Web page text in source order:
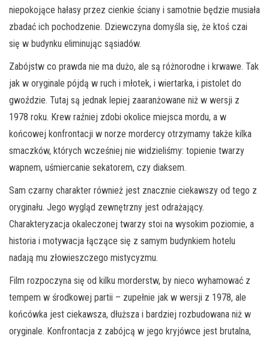
niepokojące hałasy przez cienkie ściany i samotnie będzie musiała
zbadać ich pochodzenie. Dziewczyna domyśla się, że ktoś czai
się w budynku eliminując sąsiadów.
Zabójstw co prawda nie ma dużo, ale są różnorodne i krwawe. Tak
jak w oryginale pójdą w ruch i młotek, i wiertarka, i pistolet do
gwoździe. Tutaj są jednak lepiej zaaranżowane niż w wersji z
1978 roku. Krew raźniej zdobi okolice miejsca mordu, a w
końcowej konfrontacji w norze mordercy otrzymamy także kilka
smaczków, których wcześniej nie widzieliśmy: topienie twarzy
wapnem, uśmiercanie sekatorem, czy diaksem.
Sam czarny charakter również jest znacznie ciekawszy od tego z
oryginału. Jego wygląd zewnętrzny jest odrażający.
Charakteryzacja okaleczonej twarzy stoi na wysokim poziomie, a
historia i motywacja łączące się z samym budynkiem hotelu
nadają mu złowieszczego mistycyzmu.
Film rozpoczyna się od kilku morderstw, by nieco wyhamować z
tempem w środkowej partii – zupełnie jak w wersji z 1978, ale
końcówka jest ciekawsza, dłuższa i bardziej rozbudowana niż w
oryginale. Konfrontacja z zabójcą w jego kryjówce jest brutalna,